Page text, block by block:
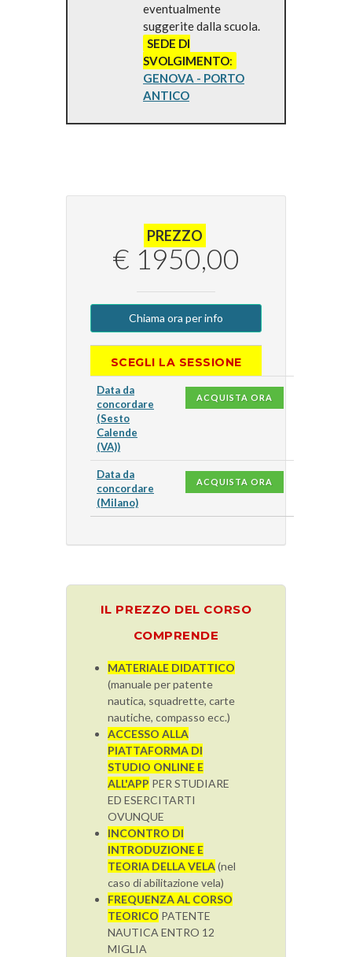
eventualmente
suggerite dalla scuola.
SEDE DI
SVOLGIMENTO:
GENOVA - PORTO
ANTICO
PREZZO
€ 1950,00
Chiama ora per info
SCEGLI LA SESSIONE
Data da
concordare
(Sesto
Calende
(VA))
ACQUISTA ORA
Data da
concordare
(Milano)
ACQUISTA ORA
IL PREZZO DEL CORSO
COMPRENDE
MATERIALE DIDATTICO
(manuale per patente
nautica, squadrette, carte
nautiche, compasso ecc.)
ACCESSO ALLA
PIATTAFORMA DI
STUDIO ONLINE E
ALL'APP PER STUDIARE
ED ESERCITARTI
OVUNQUE
INCONTRO DI
INTRODUZIONE E
TEORIA DELLA VELA(nel
caso di abilitazione vela)
FREQUENZA AL CORSO
TEORICO PATENTE
NAUTICA ENTRO 12
MIGLIA